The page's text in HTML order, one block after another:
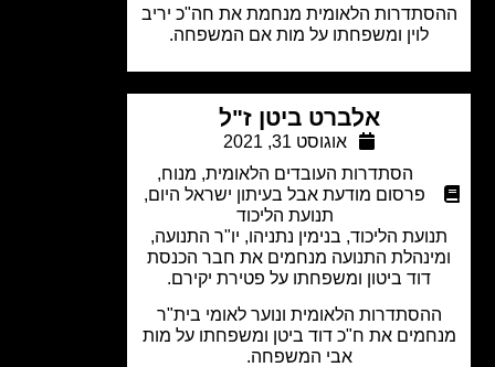
הלאומית מנחמת את חה"כ יריב
לוין ומשפחתו על מות אם המשפחה.
אלברט ביטן ז"ל
אוגוסט 31, 2021
הסתדרות העובדים הלאומית,מנוח,
פרסום מודעת אבל בעיתון ישראל היום,
תנועת הליכוד
הליכוד, בנימין נתניהו, יו"ר התנועה,
התנועה מנחמים את חבר הכנסת
דוד ביטון ומשפחתו על פטירת יקירם.
הלאומית ונוער לאומי בית"ר
את ח"כ דוד ביטן ומשפחתו על מות
אבי המשפחה.